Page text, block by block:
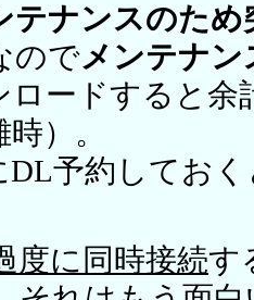
テナンスのため
のでメンテナ
ロードすると余
）。
DL予約してお
度に同時接続す